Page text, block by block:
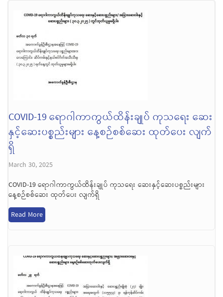
COVID-19 ရောဂါကာကွယ်ထိန်းချုပ် ကုသရေး ဆေး
နှင့်ဆေးပစ္စည်းများ နေ့စဉ်စစ်ဆေး ထုတ်ပေး လျက်
ရှိ
March 30, 2025
COVID-19 ရောဂါကာကွယ်ထိန်းချုပ် ကုသရေး ဆေးနှင့်ဆေးပစ္စည်းများ
နေ့စဉ်စစ်ဆေး ထုတ်ပေး လျက်ရှိ
Read More